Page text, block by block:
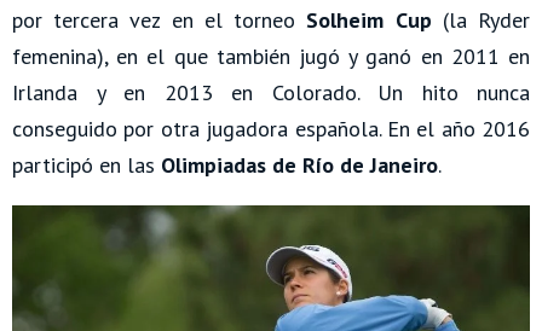
por tercera vez en el torneo Solheim Cup (la Ryder
femenina), en el que también jugó y ganó en 2011 en
Irlanda y en 2013 en Colorado. Un hito nunca
conseguido por otra jugadora española. En el año 2016
participó en las Olimpiadas de Río de Janeiro.